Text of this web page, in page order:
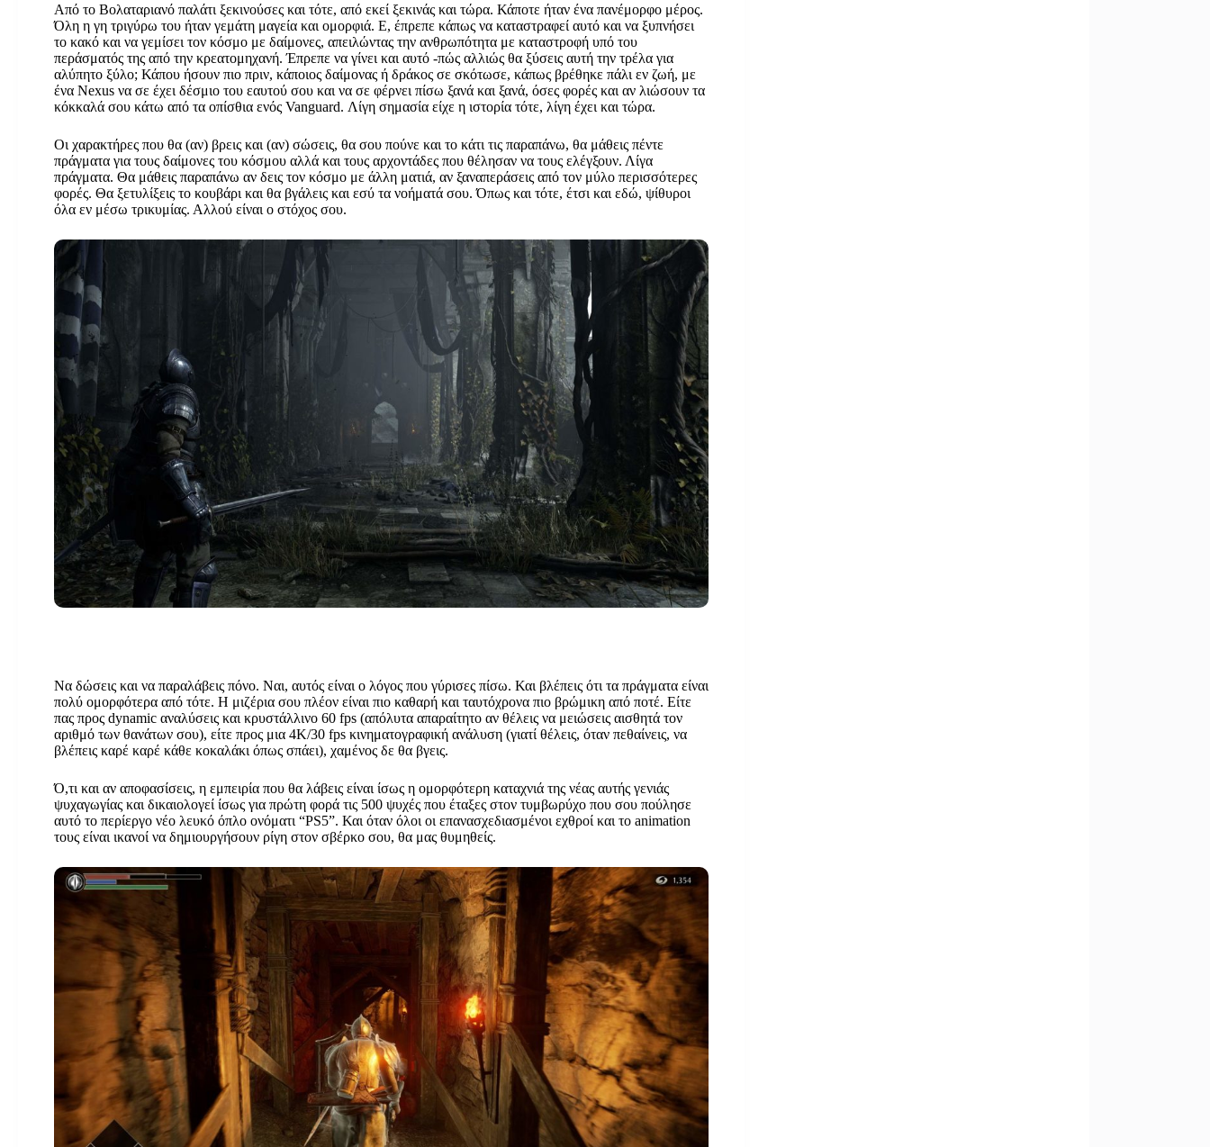
Από το Βολαταριανό παλάτι ξεκινούσες και τότε, από εκεί ξεκινάς και τώρα. Κάποτε ήταν ένα πανέμορφο μέρος.
Όλη η γη τριγύρω του ήταν γεμάτη μαγεία και ομορφιά. Ε, έπρεπε κάπως να καταστραφεί αυτό και να ξυπνήσει
το κακό και να γεμίσει τον κόσμο με δαίμονες, απειλώντας την ανθρωπότητα με καταστροφή υπό του
περάσματός της από την κρεατομηχανή. Έπρεπε να γίνει και αυτό -πώς αλλιώς θα ξύσεις αυτή την τρέλα για
αλύπητο ξύλο; Κάπου ήσουν πιο πριν, κάποιος δαίμονας ή δράκος σε σκότωσε, κάπως βρέθηκε πάλι εν ζωή, με
ένα Nexus να σε έχει δέσμιο του εαυτού σου και να σε φέρνει πίσω ξανά και ξανά, όσες φορές και αν λιώσουν τα
κόκκαλά σου κάτω από τα οπίσθια ενός Vanguard. Λίγη σημασία είχε η ιστορία τότε, λίγη έχει και τώρα.
Οι χαρακτήρες που θα (αν) βρεις και (αν) σώσεις, θα σου πούνε και το κάτι τις παραπάνω, θα μάθεις πέντε
πράγματα για τους δαίμονες του κόσμου αλλά και τους αρχοντάδες που θέλησαν να τους ελέγξουν. Λίγα
πράγματα. Θα μάθεις παραπάνω αν δεις τον κόσμο με άλλη ματιά, αν ξαναπεράσεις από τον μύλο περισσότερες
φορές. Θα ξετυλίξεις το κουβάρι και θα βγάλεις και εσύ τα νοήματά σου. Όπως και τότε, έτσι και εδώ, ψίθυροι
όλα εν μέσω τρικυμίας. Αλλού είναι ο στόχος σου.
Να δώσεις και να παραλάβεις πόνο. Ναι, αυτός είναι ο λόγος που γύρισες πίσω. Και βλέπεις ότι τα πράγματα είναι
πολύ ομορφότερα από τότε. Η μιζέρια σου πλέον είναι πιο καθαρή και ταυτόχρονα πιο βρώμικη από ποτέ. Είτε
πας προς dynamic αναλύσεις και κρυστάλλινο 60 fps (απόλυτα απαραίτητο αν θέλεις να μειώσεις αισθητά τον
αριθμό των θανάτων σου), είτε προς μια 4Κ/30 fps κινηματογραφική ανάλυση (γιατί θέλεις, όταν πεθαίνεις, να
βλέπεις καρέ καρέ κάθε κοκαλάκι όπως σπάει), χαμένος δε θα βγεις.
Ό,τι και αν αποφασίσεις, η εμπειρία που θα λάβεις είναι ίσως η ομορφότερη καταχνιά της νέας αυτής γενιάς
ψυχαγωγίας και δικαιολογεί ίσως για πρώτη φορά τις 500 ψυχές που έταξες στον τυμβωρύχο που σου πούλησε
αυτό το περίεργο νέο λευκό όπλο ονόματι “PS5”. Και όταν όλοι οι επανασχεδιασμένοι εχθροί και το animation
τους είναι ικανοί να δημιουργήσουν ρίγη στον σβέρκο σου, θα μας θυμηθείς.